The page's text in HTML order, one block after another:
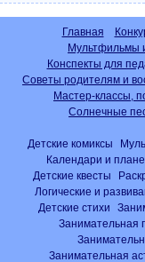
Главная
Мультфильмы
Конспекты для
Советы родителям и
Мастер-классы,
Солнечные
Детские комиксы
Календари и
Детские квесты
Логические и
Детские стихи
Занимательная
Занимательная